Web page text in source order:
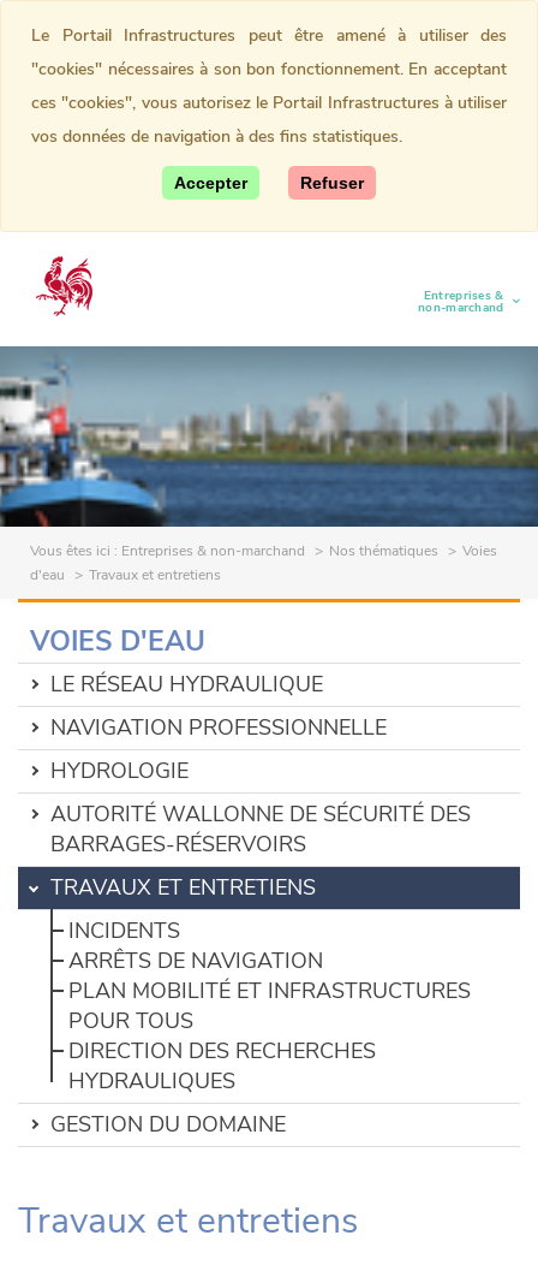
Entreprises &
non-marchand
(current)
Vous êtes ici : Entreprises & non-marchand Nos thématiques
Voies
d'eau
Travaux et entretiens
VOIES D'EAU
LE RÉSEAU HYDRAULIQUE
NAVIGATION PROFESSIONNELLE
HYDROLOGIE
AUTORITÉ WALLONNE DE SÉCURITÉ DES
BARRAGES-RÉSERVOIRS
TRAVAUX ET ENTRETIENS
INCIDENTS
ARRÊTS DE NAVIGATION
PLAN MOBILITÉ ET INFRASTRUCTURES
POUR TOUS
DIRECTION DES RECHERCHES
HYDRAULIQUES
GESTION DU DOMAINE
Travaux et entretiens
Le Portail Infrastructures peut être amené à utiliser des
"cookies" nécessaires à son bon fonctionnement. En acceptant
ces "cookies", vous autorisez le Portail Infrastructures à utiliser
vos données de navigation à des fins statistiques.
Accepter Refuser